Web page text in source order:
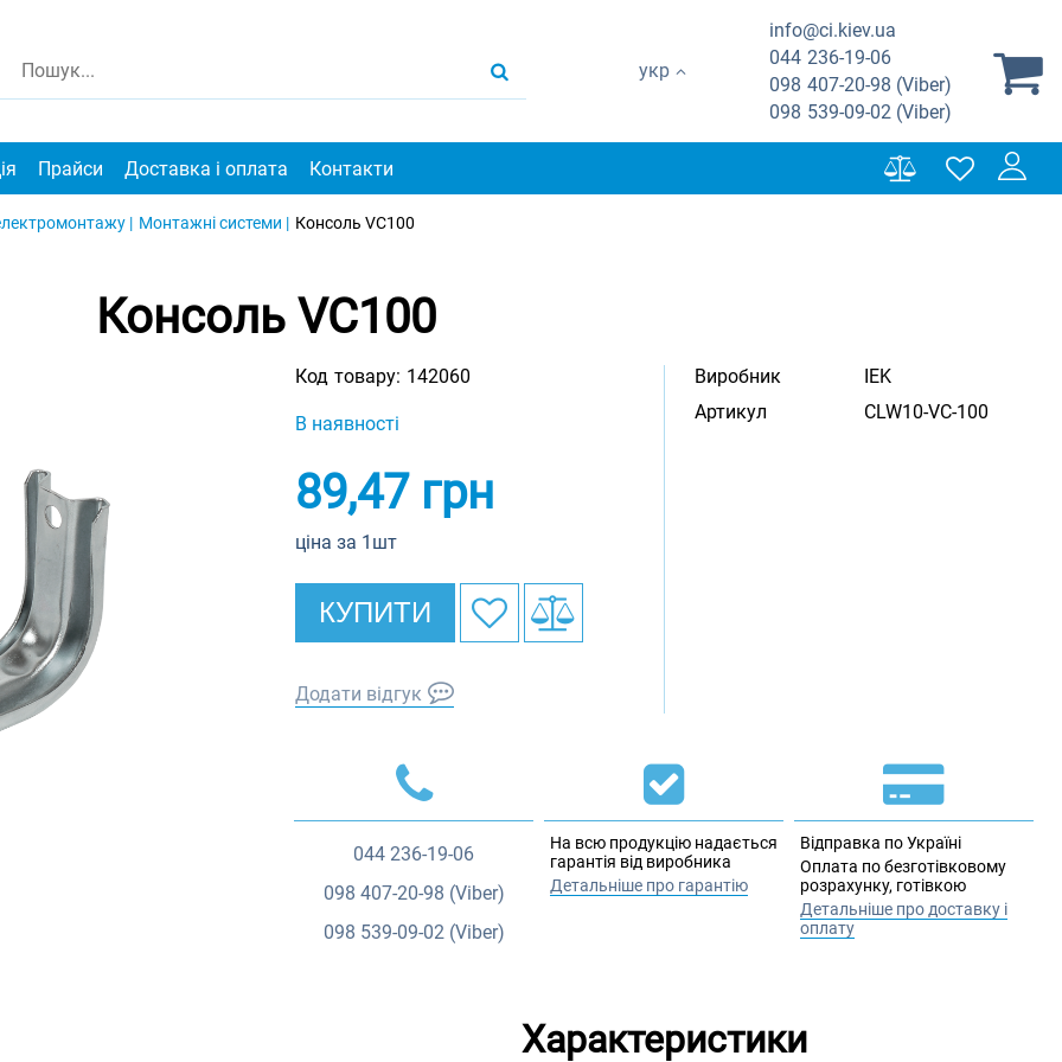
укр
info@ci.kiev.ua
044 236-19-06
098 407-20-98 (Viber)
098 539-09-02 (Viber)
Прайси Доставка і оплата Контакти
| Монтажні системи | Консоль VC100
Консоль VC100
Код товару: 142060
В наявності
89,47грн
ціна за 1шт
КУПИТИ
Додати відгук
Виробник
IEK
Артикул
CLW10-VC-100
044 236-19-06
098 407-20-98 (Viber)
098 539-09-02 (Viber)
На всю продукцію надається
гарантія від виробника
Детальніше про гарантію
Відправка по Україні
Оплата по безготівковому
розрахунку, готівкою
Детальніше про доставку і
оплату
Характеристики